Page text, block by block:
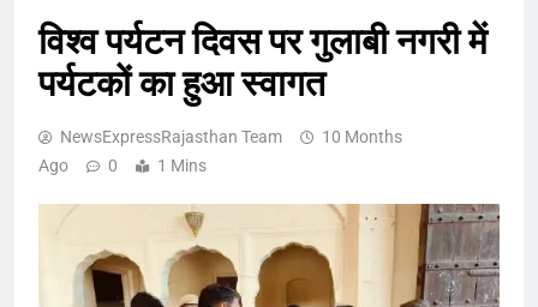
विश्व पर्यटन दिवस पर गुलाबी नगरी में
पर्यटकों का हुआ स्वागत
NewsExpressRajasthan Team
10 Months
Ago
0 1 Mins